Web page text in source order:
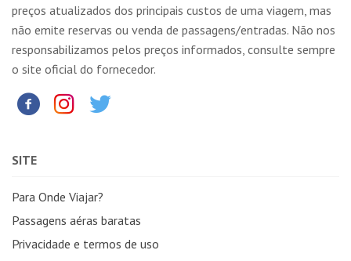
preços atualizados dos principais custos de uma viagem, mas
não emite reservas ou venda de passagens/entradas. Não nos
responsabilizamos pelos preços informados, consulte sempre
o site oficial do fornecedor.
SITE
Para Onde Viajar?
Passagens aéras baratas
Privacidade e termos de uso